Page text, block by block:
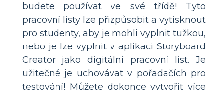
budete používat ve své třídě! Tyto
pracovní listy lze přizpůsobit a vytisknout
pro studenty, aby je mohli vyplnit tužkou,
nebo je lze vyplnit v aplikaci Storyboard
Creator jako digitální pracovní list. Je
užitečné je uchovávat v pořadačích pro
testování! Můžete dokonce vytvořit více